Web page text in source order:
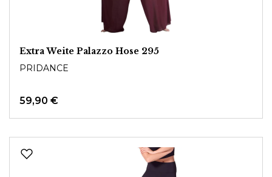
Extra Weite Palazzo Hose 295
PRIDANCE
59,90 €